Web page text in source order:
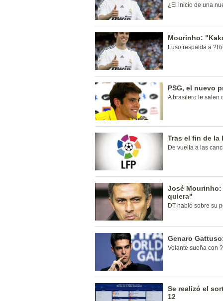
¿El inicio de una
Mourinho:
Luso respalda a
PSG, el nuevo
A brasilero le salen
Tras el fin de la
De vuelta a las
José
quiera"
DT habló sobre su
Genaro
Volante sueña con
Se realizó el
12